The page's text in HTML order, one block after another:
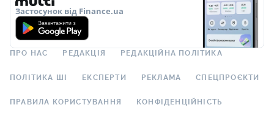
Застосунок від Finance.ua
ПРО НАС РЕДАКЦІЯ РЕДАКЦІЙНА ПОЛІТИКА
ПОЛІТИКА ШІ ЕКСПЕРТИ РЕКЛАМА СПЕЦПРОЄКТИ
ПРАВИЛА КОРИСТУВАННЯ КОНФІДЕНЦІЙНІСТЬ